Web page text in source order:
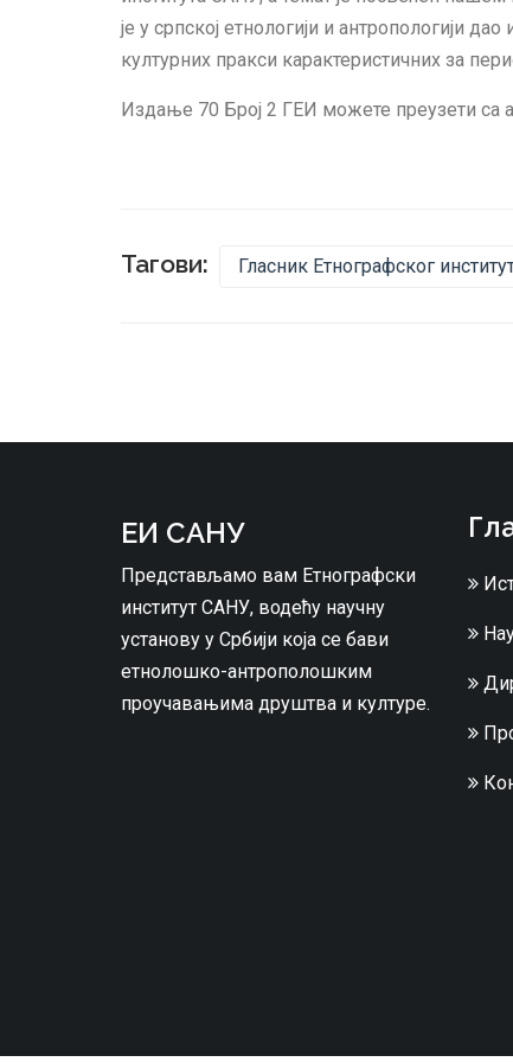
је у српској етнологији и антропологији
културних пракси карактеристичних за
Издање 70 Број 2 ГЕИ можете преузети са
Тагови: Гласник Етнографског
ЕИ САНУ
Представљамо вам Етнографски
институт САНУ, водећу научну
установу у Србији која се бави
етнолошко-антрополошким
проучавањима друштва и културе.